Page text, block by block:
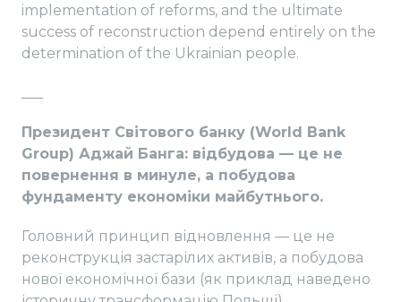
implementation of reforms, and the ultimate
success of reconstruction depend entirely on the
determination of the Ukrainian people.
Президент Світового банку (World Bank
Group) Аджай Банга: відбудова — це не
повернення в минуле, а побудова
фундаменту економіки майбутнього.
Головний принцип відновлення — це не
реконструкція застарілих активів, а побудова
нової економічної бази (як приклад наведено